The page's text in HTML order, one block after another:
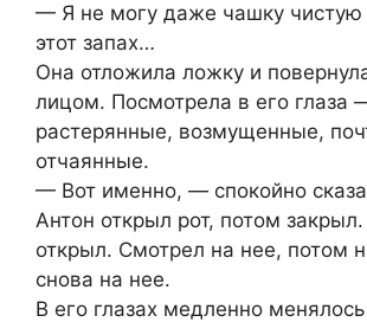
— Я не могу даже чашку чистую
этот запах…
Она отложила ложку и
лицом. Посмотрела в его глаза
растерянные, возмущенные,
отчаянные.
— Вот именно, — спокойно
Антон открыл рот, потом
открыл. Смотрел на нее, потом
снова на нее.
В его глазах медленно